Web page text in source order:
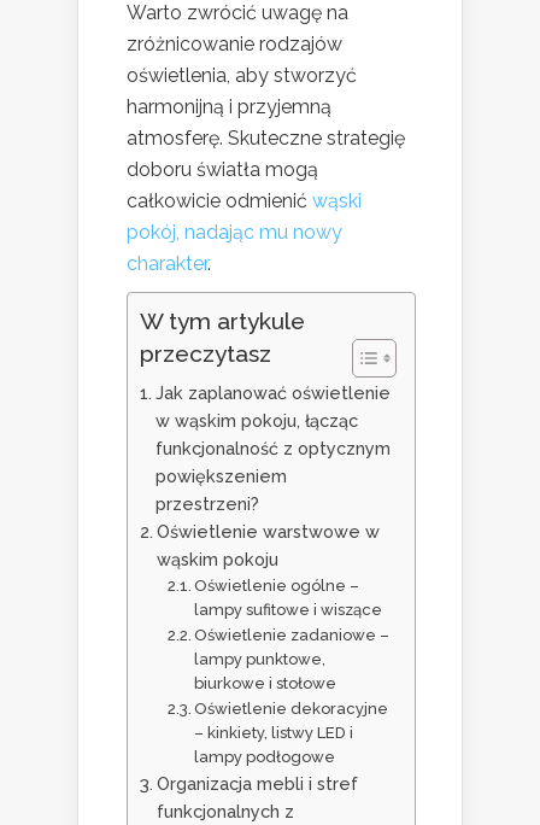
Warto zwrócić uwagę na
zróżnicowanie rodzajów
oświetlenia, aby stworzyć
harmonijną i przyjemną
atmosferę. Skuteczne strategię
doboru światła mogą
całkowicie odmienić wąski
pokój, nadając mu nowy
charakter.
W tym artykule
przeczytasz
Jak zaplanować oświetlenie
w wąskim pokoju, łącząc
funkcjonalność z optycznym
powiększeniem
przestrzeni?
Oświetlenie warstwowe w
wąskim pokoju
Oświetlenie ogólne –
lampy sufitowe i wiszące
Oświetlenie zadaniowe –
lampy punktowe,
biurkowe i stołowe
Oświetlenie dekoracyjne
– kinkiety, listwy LED i
lampy podłogowe
Organizacja mebli i stref
funkcjonalnych z